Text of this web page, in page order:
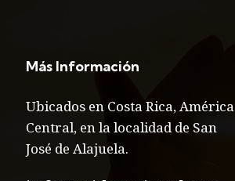
Más Información
Ubicados en Costa Rica, América
Central, en la localidad de San
José de Alajuela.